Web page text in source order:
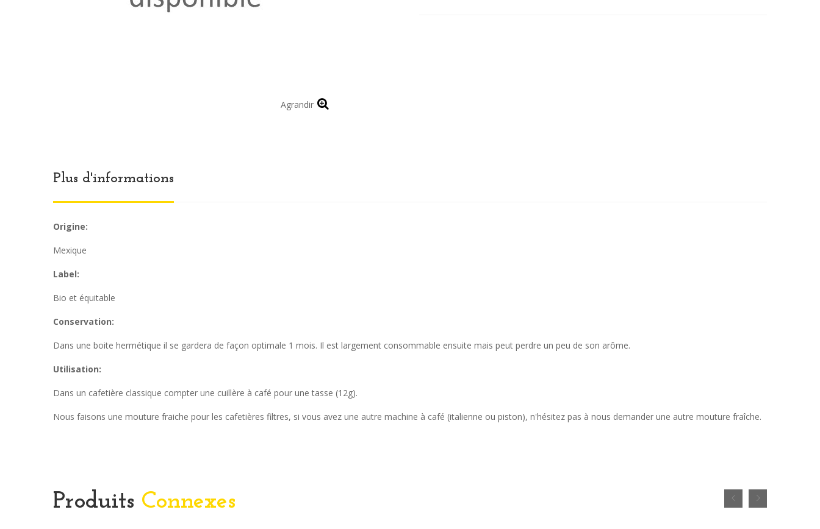
Agrandir
Plus d'informations
Origine:
Mexique
Label:
Bio et équitable
Conservation:
Dans une boite hermétique il se gardera de façon optimale 1 mois. Il est largement consommable ensuite mais peut perdre un peu de son arôme.
Utilisation:
Dans un cafetière classique compter une cuillère à café pour une tasse (12g).
Nous faisons une mouture fraiche pour les cafetières filtres, si vous avez une autre machine à café (italienne ou piston), n'hésitez pas à nous demander une autre mouture fraîche.
Produits Connexes